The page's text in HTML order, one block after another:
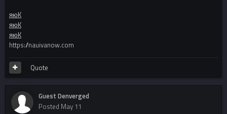
яюK
яюK
яюK
https://nauivanow.com
Quote
Guest Denverged
Posted May 11